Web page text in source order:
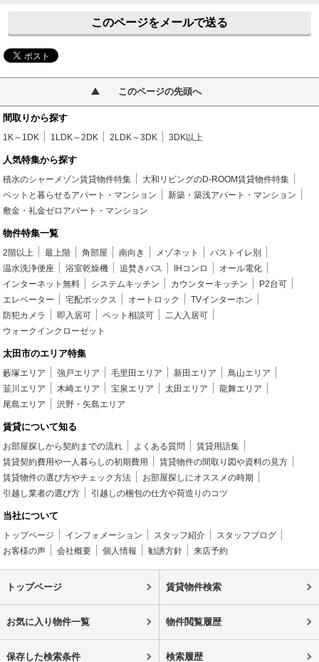
このページをメールで送る
このページの先頭へ
間取りから探す
1K～1DK 1LDK～2DK 2LDK～3DK 3DK以上
人気特集から探す
積水のシャーメゾン賃貸物件特集
大和リビングのD-ROOM賃貸物件特集
ペットと暮らせるアパート・マンション
新築・築浅アパート・マンション
敷金・礼金ゼロアパート・マンション
物件特集一覧
2階以上 最上階 角部屋 南向き メゾネット
バストイレ別
温水洗浄便座
浴室乾燥機 追焚きバス IHコンロ
オール電化
インターネット無料
システムキッチン カウンターキッチン
P2台可
エレベーター
宅配ボックス オートロック
TVインターホン
防犯カメラ
即入居可 ペット相談可
二人入居可
ウォークインクローゼット
太田市のエリア特集
藪塚エリア 強戸エリア 毛里田エリア 新田エリア
鳥山エリア
韮川エリア
木崎エリア 宝泉エリア 太田エリア
龍舞エリア
尾島エリア
沢野・矢島エリア
賃貸について知る
お部屋探しから契約までの流れ よくある質問
賃貸用語集
賃貸契約費用や一人暮らしの初期費用
賃貸物件の間取り図や資料の見方
賃貸物件の選び方やチェック方法
お部屋探しにオススメの時期
引越し業者の選び方
引越しの梱包の仕方や荷造りのコツ
当社について
トップページ インフォメーション スタッフ紹介
スタッフブログ
お客様の声
会社概要 個人情報 勧誘方針 来店予約
トップページ 賃貸物件検索
お気に入り物件一覧 物件閲覧履歴
保存した検索条件 検索履歴